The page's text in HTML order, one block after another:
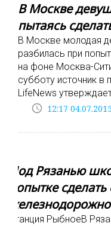
В Москве
пытаясь
В Москве молодая
разбилась при
на фоне Москва-
субботу источник в
LifeNews
access_time 12:17 04.07.2015
Под Рязанью
попытке
Станция РыбноеВ